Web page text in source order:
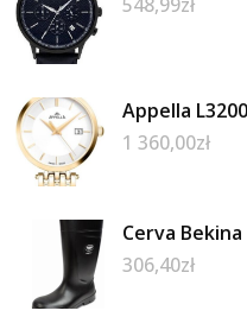
Appella
1 360,00zł
Cerva
306,40zł